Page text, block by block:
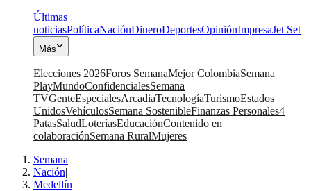
Últimas
noticiasPolíticaNaciónDineroDeportesOpiniónImpresaJet Set
Más
Elecciones 2026Foros SemanaMejor ColombiaSemana
PlayMundoConfidencialesSemana
TVGenteEspecialesArcadiaTecnologíaTurismoEstados
UnidosVehículosSemana SostenibleFinanzas Personales4
PatasSaludLoteríasEducaciónContenido en
colaboraciónSemana RuralMujeres
Semana|
Nación|
Medellín